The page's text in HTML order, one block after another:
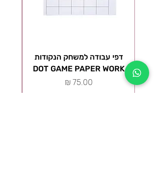
דפי עבודה למשחק הנקודות
DOT GAME PAPER WORK
מחיר